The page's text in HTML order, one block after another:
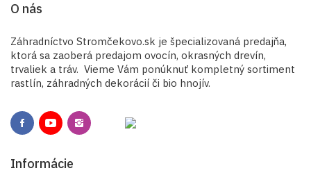
O nás
Záhradníctvo Stromčekovo.sk je špecializovaná predajňa,
ktorá sa zaoberá predajom ovocín, okrasných drevín,
trvaliek a tráv. Vieme Vám ponúknuť kompletný sortiment
rastlín, záhradných dekorácií či bio hnojív.
Informácie